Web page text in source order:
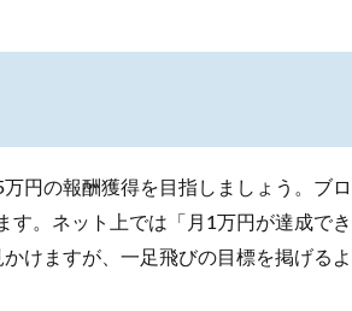
円の報酬獲得を目指しましょう。ブロ
す。ネット上では「月1万円が達成でき
けますが、一足飛びの目標を掲げるよ